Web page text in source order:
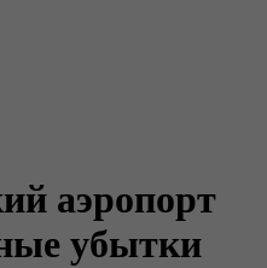
аэропорт
убытки